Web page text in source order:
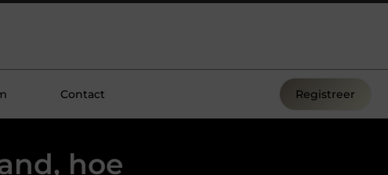
Contact Registreer
hoe